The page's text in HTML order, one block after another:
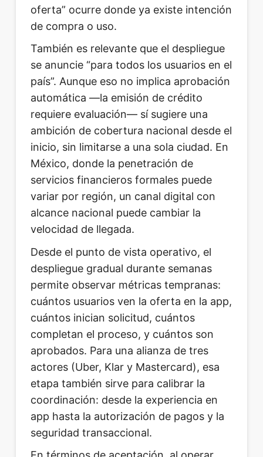
oferta” ocurre donde ya existe intención
de compra o uso.
También es relevante que el despliegue
se anuncie “para todos los usuarios en el
país”. Aunque eso no implica aprobación
automática —la emisión de crédito
requiere evaluación— sí sugiere una
ambición de cobertura nacional desde el
inicio, sin limitarse a una sola ciudad. En
México, donde la penetración de
servicios financieros formales puede
variar por región, un canal digital con
alcance nacional puede cambiar la
velocidad de llegada.
Desde el punto de vista operativo, el
despliegue gradual durante semanas
permite observar métricas tempranas:
cuántos usuarios ven la oferta en la app,
cuántos inician solicitud, cuántos
completan el proceso, y cuántos son
aprobados. Para una alianza de tres
actores (Uber, Klar y Mastercard), esa
etapa también sirve para calibrar la
coordinación: desde la experiencia en
app hasta la autorización de pagos y la
seguridad transaccional.